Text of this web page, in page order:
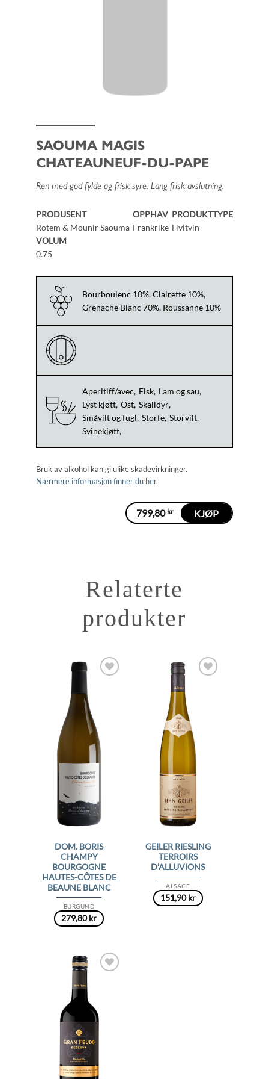
SAOUMA MAGIS
CHATEAUNEUF-DU-PAPE
Ren med god fylde og frisk syre. Lang frisk avslutning.
PRODUSENT
Rotem & Mounir Saouma
OPPHAV
Frankrike
PRODUKTTYPE
Hvitvin
VOLUM
0.75
Bourboulenc 10%, Clairette 10%,
Grenache Blanc 70%, Roussanne 10%
Aperitiff/avec Fisk Lam og sau
Lyst kjøtt Ost Skalldyr
Småvilt og fugl Storfe Storvilt
Svinekjøtt
Bruk av alkohol kan gi ulike skadevirkninger.
Nærmere informasjon finner du her.
799,80 kr KJØP
Relaterte
produkter
BURGUND
DOM. BORIS
CHAMPY
BOURGOGNE
HAUTES-CÔTES DE
BEAUNE BLANC
279,80kr
ALSACE
GEILER RIESLING
TERROIRS
D’ALLUVIONS
151,90kr